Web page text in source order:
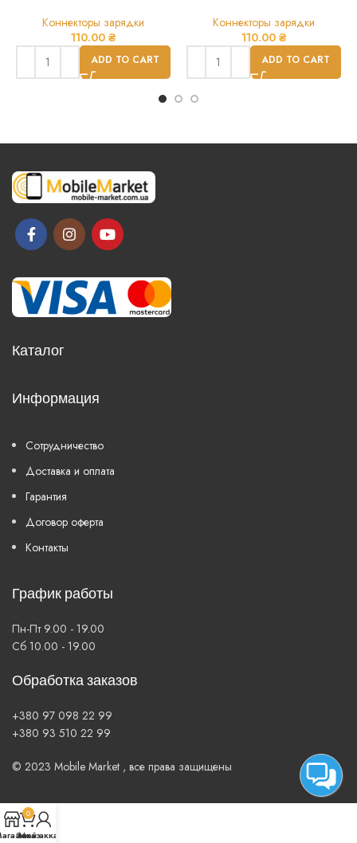
Коннекторы зарядки
110.00 ₴
ADD TO CART
Коннекторы зарядки
110.00 ₴
ADD TO CART
Каталог
Информация
Сотрудничество
Доставка и оплата
Гарантия
Договор оферта
Контакты
График работы
Пн-Пт 9.00 - 19.00
Сб 10.00 - 19.00
Обработка заказов
+380 97 098 22 99
+380 93 510 22 99
© 2023 Mobile Market , все права защищены
0
Заказ
Мой аккаунт